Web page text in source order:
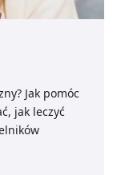
Jak pomóc
jak leczyć